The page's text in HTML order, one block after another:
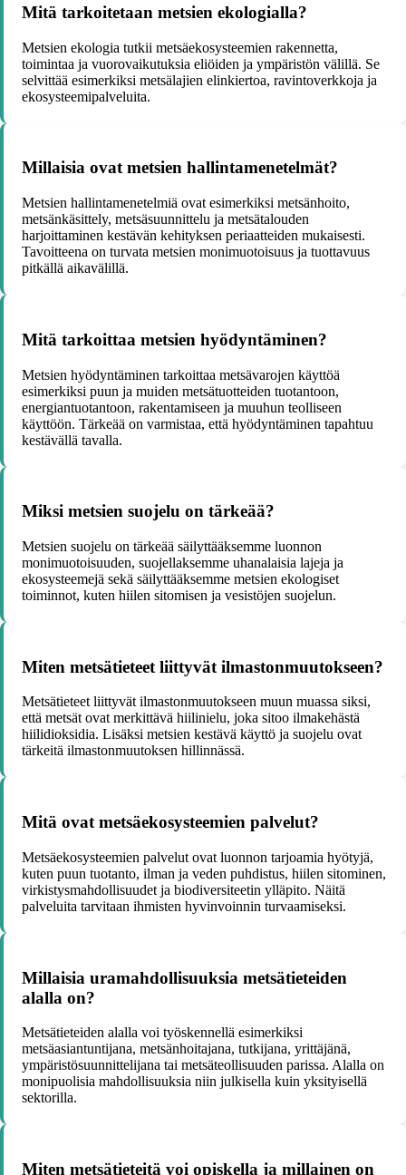
Mitä tarkoitetaan metsien ekologialla?
Metsien ekologia tutkii metsäekosysteemien rakennetta,
toimintaa ja vuorovaikutuksia eliöiden ja ympäristön välillä. Se
selvittää esimerkiksi metsälajien elinkiertoa, ravintoverkkoja ja
ekosysteemipalveluita.
Millaisia ovat metsien hallintamenetelmät?
Metsien hallintamenetelmiä ovat esimerkiksi metsänhoito,
metsänkäsittely, metsäsuunnittelu ja metsätalouden
harjoittaminen kestävän kehityksen periaatteiden mukaisesti.
Tavoitteena on turvata metsien monimuotoisuus ja tuottavuus
pitkällä aikavälillä.
Mitä tarkoittaa metsien hyödyntäminen?
Metsien hyödyntäminen tarkoittaa metsävarojen käyttöä
esimerkiksi puun ja muiden metsätuotteiden tuotantoon,
energiantuotantoon, rakentamiseen ja muuhun teolliseen
käyttöön. Tärkeää on varmistaa, että hyödyntäminen tapahtuu
kestävällä tavalla.
Miksi metsien suojelu on tärkeää?
Metsien suojelu on tärkeää säilyttääksemme luonnon
monimuotoisuuden, suojellaksemme uhanalaisia lajeja ja
ekosysteemejä sekä säilyttääksemme metsien ekologiset
toiminnot, kuten hiilen sitomisen ja vesistöjen suojelun.
Miten metsätieteet liittyvät ilmastonmuutokseen?
Metsätieteet liittyvät ilmastonmuutokseen muun muassa siksi,
että metsät ovat merkittävä hiilinielu, joka sitoo ilmakehästä
hiilidioksidia. Lisäksi metsien kestävä käyttö ja suojelu ovat
tärkeitä ilmastonmuutoksen hillinnässä.
Mitä ovat metsäekosysteemien palvelut?
Metsäekosysteemien palvelut ovat luonnon tarjoamia hyötyjä,
kuten puun tuotanto, ilman ja veden puhdistus, hiilen sitominen,
virkistysmahdollisuudet ja biodiversiteetin ylläpito. Näitä
palveluita tarvitaan ihmisten hyvinvoinnin turvaamiseksi.
Millaisia uramahdollisuuksia metsätieteiden
alalla on?
Metsätieteiden alalla voi työskennellä esimerkiksi
metsäasiantuntijana, metsänhoitajana, tutkijana, yrittäjänä,
ympäristösuunnittelijana tai metsäteollisuuden parissa. Alalla on
monipuolisia mahdollisuuksia niin julkisella kuin yksityisellä
sektorilla.
Miten metsätieteitä voi opiskella ja millainen on